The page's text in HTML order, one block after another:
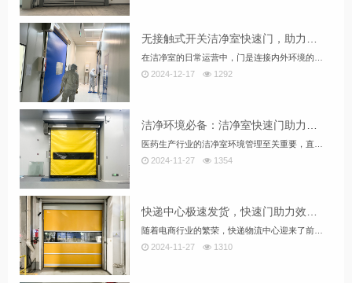
2024-12-17
1292
2024-11-27
1354
2024-11-27
1310